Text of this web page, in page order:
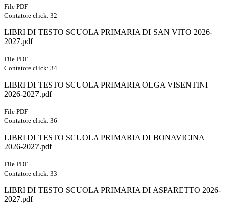
File PDF
Contatore click: 32
LIBRI DI TESTO SCUOLA PRIMARIA DI SAN VITO 2026-
2027.pdf
File PDF
Contatore click: 34
LIBRI DI TESTO SCUOLA PRIMARIA OLGA VISENTINI
2026-2027.pdf
File PDF
Contatore click: 36
LIBRI DI TESTO SCUOLA PRIMARIA DI BONAVICINA
2026-2027.pdf
File PDF
Contatore click: 33
LIBRI DI TESTO SCUOLA PRIMARIA DI ASPARETTO 2026-
2027.pdf